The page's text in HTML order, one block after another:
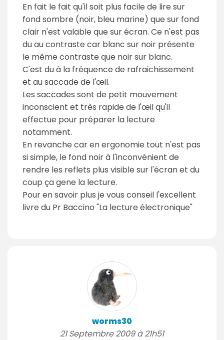
En fait le fait qu'il soit plus facile de lire sur
fond sombre (noir, bleu marine) que sur fond
clair n'est valable que sur écran. Ce n'est pas
du au contraste car blanc sur noir présente
le même contraste que noir sur blanc.
C'est du à la fréquence de rafraichissement
et au saccade de l'œil.
Les saccades sont de petit mouvement
inconscient et très rapide de l'œil qu'il
effectue pour préparer la lecture
notamment.
En revanche car en ergonomie tout n'est pas
si simple, le fond noir à l'inconvénient de
rendre les reflets plus visible sur l'écran et du
coup ça gene la lecture.
Pour en savoir plus je vous conseil l'excellent
livre du Pr Baccino "La lecture électronique"
worms30
21 Septembre 2009 à 21h51